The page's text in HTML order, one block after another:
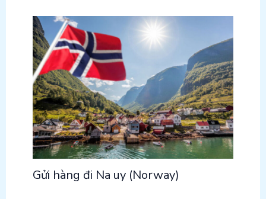
Gửi hàng đi Na uy (Norway)